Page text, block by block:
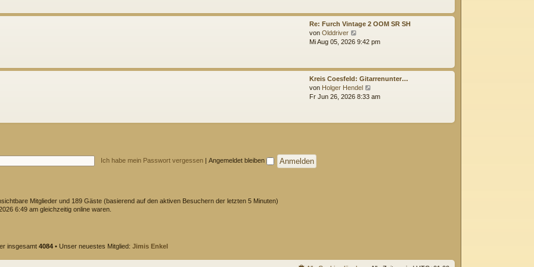
s
t
r
i
t
r
a
Re: Furch Vintage 2 OOM SR SH
von Olddriver
e
s
e
r
i
Mi Aug 05, 2026 9:42 pm
Kreis Coesfeld: Gitarrenunter…
von Holger Hendel
e
s
Fr Jun 26, 2026 8:33 am
Ich habe mein Passwort vergessen | Angemeldet bleiben
Mitglieder und 189 Gäste (basierend auf den aktiven Besuchern der letzten 5 Minuten)
6:49 am gleichzeitig online waren.
insgesamt 4084 • Unser neuestes Mitglied: Jimis Enkel